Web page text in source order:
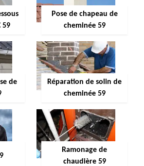
59
Pose de chapeau de
cheminée 59
de
Réparation de solin de
cheminée 59
Ramonage de
chaudière 59